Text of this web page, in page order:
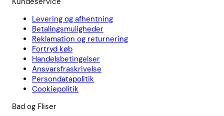
Levering og afhentning
Betalingsmuligheder
Reklamation og returnering
Fortryd køb
Handelsbetingelser
Ansvarsfraskrivelse
Persondatapolitik
Cookiepolitik
Bad og Fliser